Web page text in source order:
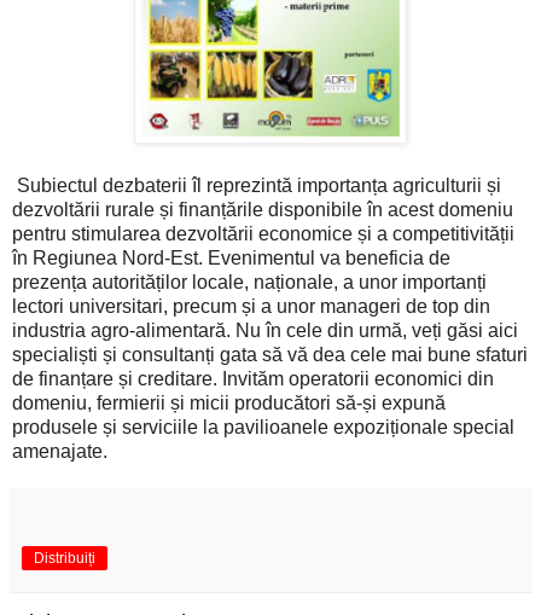
Subiectul dezbaterii îl reprezintă importanța agriculturii și
dezvoltării rurale și finanțările disponibile în acest domeniu
pentru stimularea dezvoltării economice și a competitivității
în Regiunea Nord-Est. Evenimentul va beneficia de
prezența autorităților locale, naționale, a unor importanți
lectori universitari, precum și a unor manageri de top din
industria agro-alimentară. Nu în cele din urmă, veți găsi aici
specialiști și consultanți gata să vă dea cele mai bune sfaturi
de finanțare și creditare. Invităm operatorii economici din
domeniu, fermierii și micii producători să-și expună
produsele și serviciile la pavilioanele expoziționale special
amenajate.
Distribuiți